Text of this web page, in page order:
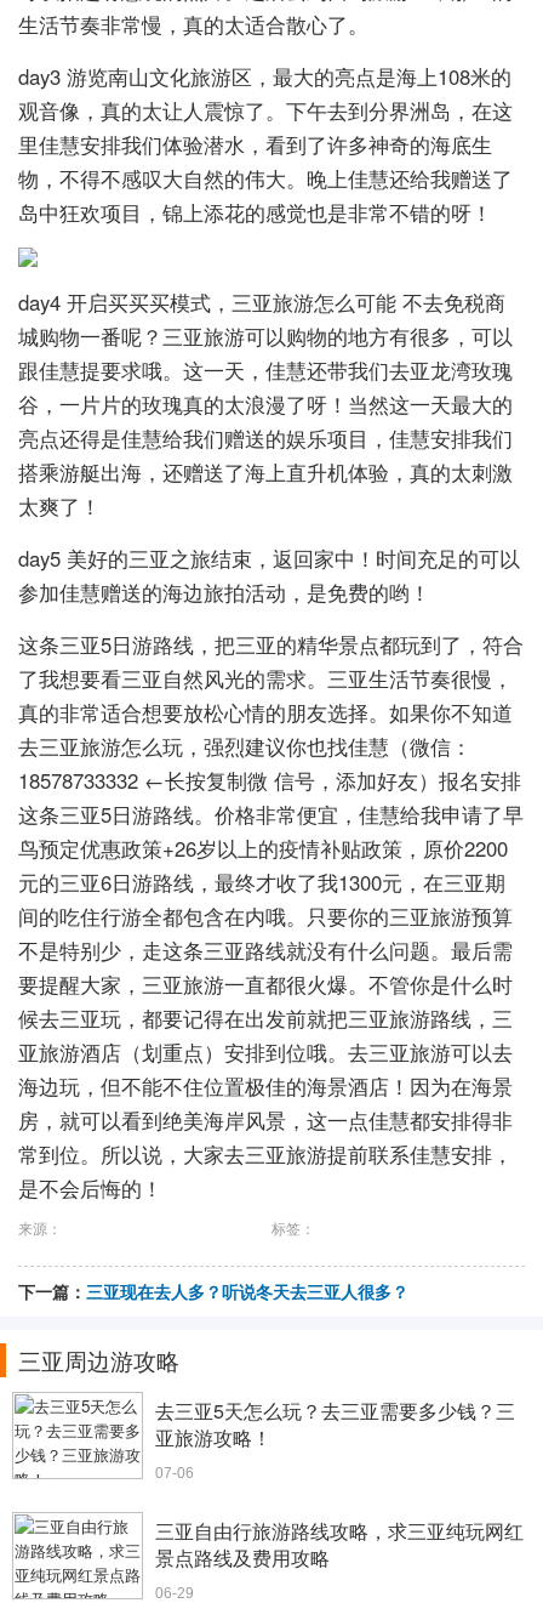
生活节奏非常慢，真的太适合散心了。
day3 游览南山文化旅游区，最大的亮点是海上108米的
观音像，真的太让人震惊了。下午去到分界洲岛，在这
里佳慧安排我们体验潜水，看到了许多神奇的海底生
物，不得不感叹大自然的伟大。晚上佳慧还给我赠送了
岛中狂欢项目，锦上添花的感觉也是非常不错的呀！
day4 开启买买买模式，三亚旅游怎么可能 不去免税商
城购物一番呢？三亚旅游可以购物的地方有很多，可以
跟佳慧提要求哦。这一天，佳慧还带我们去亚龙湾玫瑰
谷，一片片的玫瑰真的太浪漫了呀！当然这一天最大的
亮点还得是佳慧给我们赠送的娱乐项目，佳慧安排我们
搭乘游艇出海，还赠送了海上直升机体验，真的太刺激
太爽了！
day5 美好的三亚之旅结束，返回家中！时间充足的可以
参加佳慧赠送的海边旅拍活动，是免费的哟！
这条三亚5日游路线，把三亚的精华景点都玩到了，符合
了我想要看三亚自然风光的需求。三亚生活节奏很慢，
真的非常适合想要放松心情的朋友选择。如果你不知道
去三亚旅游怎么玩，强烈建议你也找佳慧（微信：
18578733332 ←长按复制微 信号，添加好友）报名安排
这条三亚5日游路线。价格非常便宜，佳慧给我申请了早
鸟预定优惠政策+26岁以上的疫情补贴政策，原价2200
元的三亚6日游路线，最终才收了我1300元，在三亚期
间的吃住行游全都包含在内哦。只要你的三亚旅游预算
不是特别少，走这条三亚路线就没有什么问题。最后需
要提醒大家，三亚旅游一直都很火爆。不管你是什么时
候去三亚玩，都要记得在出发前就把三亚旅游路线，三
亚旅游酒店（划重点）安排到位哦。去三亚旅游可以去
海边玩，但不能不住位置极佳的海景酒店！因为在海景
房，就可以看到绝美海岸风景，这一点佳慧都安排得非
常到位。所以说，大家去三亚旅游提前联系佳慧安排，
是不会后悔的！
来源： 标签：
下一篇： 三亚现在去人多？听说冬天去三亚人很多？
三亚周边游攻略
去三亚5天怎么玩？去三亚需要多少钱？三
亚旅游攻略！
07-06
三亚自由行旅游路线攻略，求三亚纯玩网红
景点路线及费用攻略
06-29